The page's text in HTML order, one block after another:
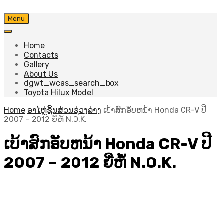
Skip
to
Menu
Home
Contacts
Gallery
About Us
dgwt_wcas_search_box
Toyota Hilux Model
Home ອາໄຫຼ່ຊິ້ນສ່ວນຊ່ວງລ່າງ ເບ້າສົກອັບຫນ້າ Honda CR-V ປີ
2007 – 2012 ຍີ່ຫໍ້ N.O.K.
ເບ້າສົກອັບຫນ້າ Honda CR-V ປີ
2007 – 2012 ຍີ່ຫໍ້ N.O.K.